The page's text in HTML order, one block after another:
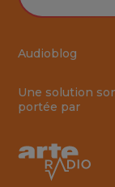
Audioblog
Une solution
portée par